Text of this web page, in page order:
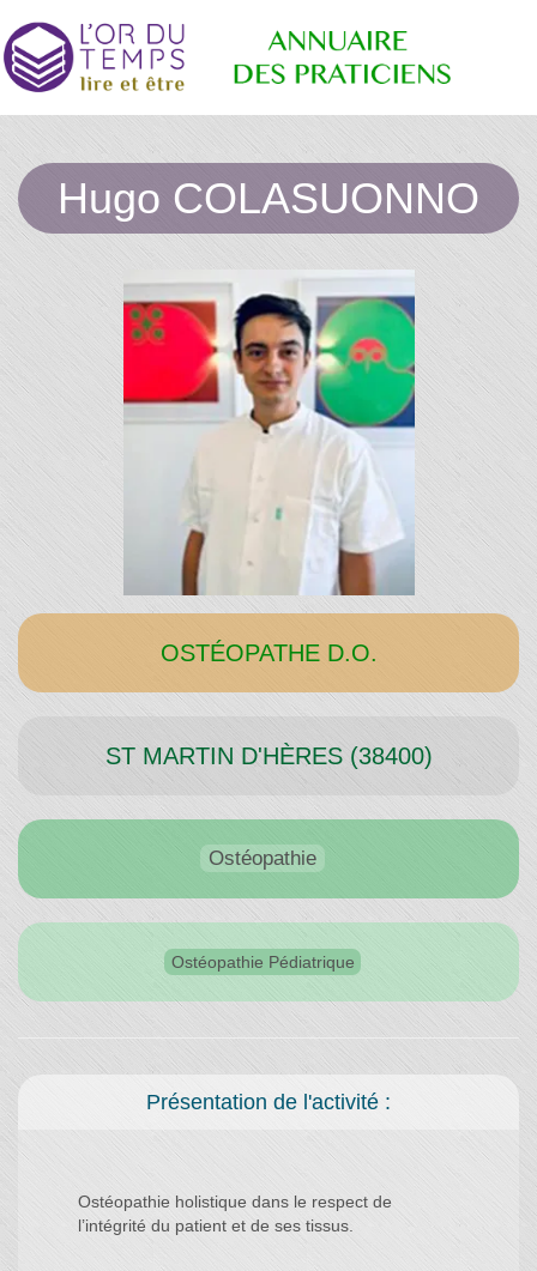
Annuaire
des
Praticiens
"L'Or du
Temps"
praticiens
conseillé
Hugo COLASUONNO
OSTÉOPATHE D.O.
ST MARTIN D'HÈRES (38400)
Ostéopathie
Ostéopathie Pédiatrique
Présentation de l'activité :
Ostéopathie holistique dans le respect de